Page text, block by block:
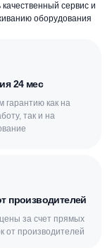
сервис и
оборудования
24 мес
гарантию как на
так и на
производителей
за счет прямых
от производителей